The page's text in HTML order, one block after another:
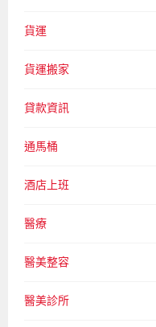
貨運
貨運搬家
貸款資訊
通馬桶
酒店上班
醫療
醫美整容
醫美診所